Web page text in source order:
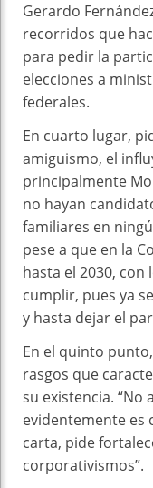
Gerardo
recorridos que
para pedir la
elecciones a
federales.
En cuarto lugar,
amiguismo, el
principalmente
no hayan
familiares en
pese a que en la
hasta el 2030,
cumplir, pues ya
y hasta dejar el
En el quinto
rasgos que
su existencia. “No
evidentemente es
carta, pide
corporativismos”.